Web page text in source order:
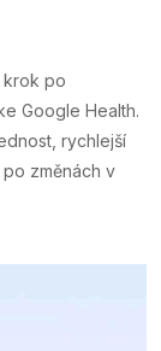
krok po
Google Health.
rychlejší
změnách v